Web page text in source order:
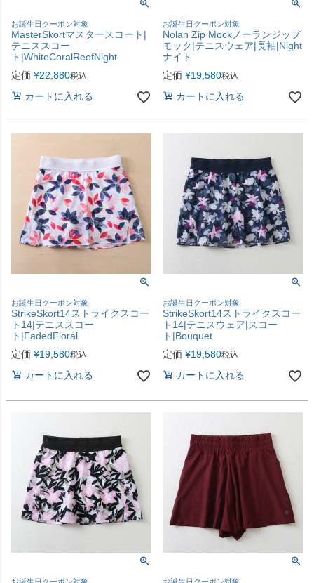
お誕生日クーポン対象
MasterSkortマスタースコート|
テニススコー
ト|WhiteCoralReefNight
定価 ¥22,880税込
カートに入れる
お誕生日クーポン対象
Nolan Zip Mockノーランジップ
モック|テニスウェア|長袖|Night
ナイト
定価 ¥19,580税込
カートに入れる
お誕生日クーポン対象
StrikeSkort14ストライクスコー
ト14|テニススコー
ト|FadedFloral
定価 ¥19,580税込
カートに入れる
お誕生日クーポン対象
StrikeSkort14ストライクスコー
ト14|テニスウェア|スコー
ト|Bouquet
定価 ¥19,580税込
カートに入れる